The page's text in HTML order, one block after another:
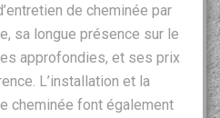
de cheminée par
sa longue présence sur le
approfondies, et ses prix
L’installation et la
cheminée font également